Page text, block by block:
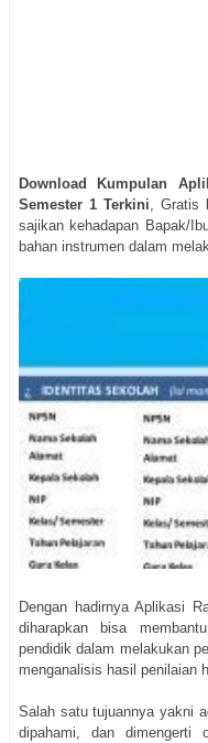
Download Kumpulan
Semester 1 Terkini ,
sajikan kehadapan Bapak/
bahan instrumen dalam
Dengan hadirnya Aplikasi
diharapkan bisa
pendidik dalam melakukan
menganalisis hasil penilaian
Salah satu tujuannya yakni
dipahami, dan dimengerti